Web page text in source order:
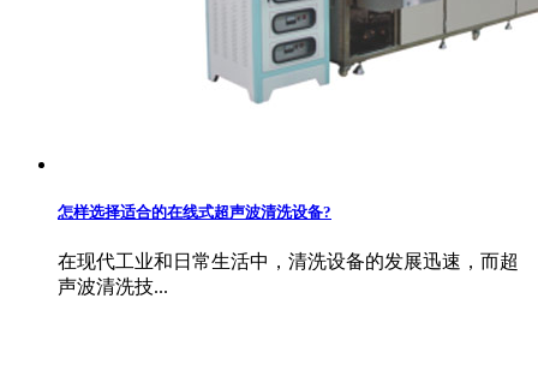
怎样选择适合的在线式超声波清洗设备?
在现代工业和日常生活中，清洗设备的发展迅速，而超
声波清洗技...